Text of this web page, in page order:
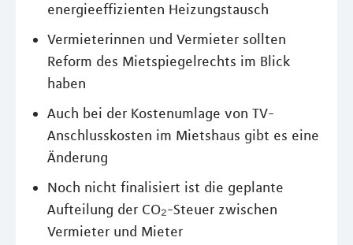
energieeffizienten Heizungstausch
Vermieterinnen und Vermieter sollten
Reform des Mietspiegelrechts im Blick
haben
Auch bei der Kostenumlage von TV-
Anschlusskosten im Mietshaus gibt es eine
Änderung
Noch nicht finalisiert ist die geplante
Aufteilung der CO₂-Steuer zwischen
Vermieter und Mieter